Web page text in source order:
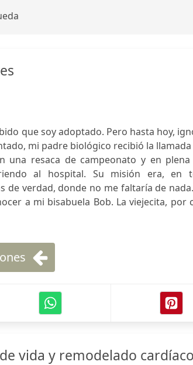
que soy adoptado. Pero hasta hoy,
mi padre biológico recibió la llamada
una resaca de campeonato y en plena
al hospital. Su misión era, en
de verdad, donde no me faltaría de
a mi bisabuela Bob. La viejecita, por
vida y remodelado